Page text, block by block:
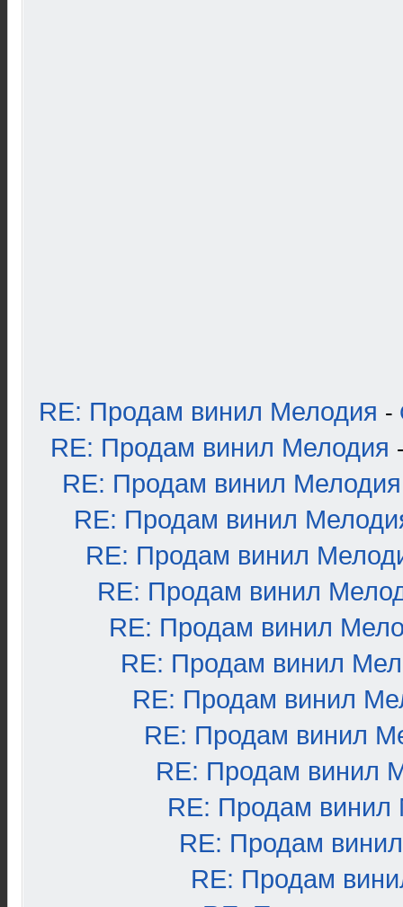
RE: Продам винил Мелодия -
RE: Продам винил Мелодия
RE: Продам винил Мелодия
RE: Продам винил
RE: Продам винил
RE: Продам винил
RE: Продам винил
RE: Продам винил
RE: Продам винил
RE: Продам винил
RE: Продам винил
RE: Продам винил
RE: Продам
RE: Продам